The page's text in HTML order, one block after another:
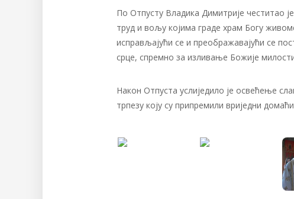
По Отпусту Владика Димитрије честитао
труд и вољу којима граде храм Богу
исправљајући се и преображавајући се
срце, спремно за изливање Божије
Након Отпуста услиједило је освећење
трпезу коју су припремили вриједни